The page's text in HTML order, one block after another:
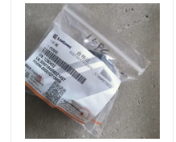
পণ্য
আমাদের সম্পর্কে
কারখানা ভ্রমণ